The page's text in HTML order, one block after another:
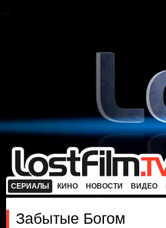
СЕРИАЛЫ КИНО НОВОСТИ ВИДЕО
Забытые Богом